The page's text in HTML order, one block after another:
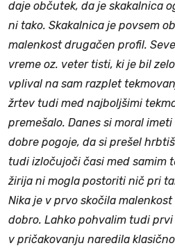
daje občutek, da je skakalnica
ni tako. Skakalnica je povsem
malenkost drugačen profil.
vreme oz. veter tisti, ki je bil
vplival na sam razplet
žrtev tudi med najboljšimi
premešalo. Danes si moral
dobre pogoje, da si prešel
tudi izločujoči časi med samim
žirija ni mogla postoriti nič pri
Nika je v prvo skočila
dobro. Lahko pohvalim tudi
v pričakovanju naredila